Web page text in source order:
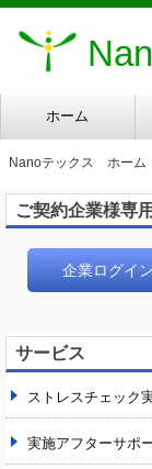
ホーム
Nanoテックス ホーム
ご契約企業様専用
企業ログイン
サービス
ストレスチェック
実施アフターサポ